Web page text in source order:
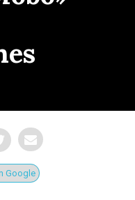
Google